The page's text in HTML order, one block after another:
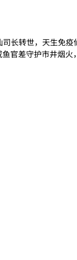
长转世，天生免
官差守护市井烟火